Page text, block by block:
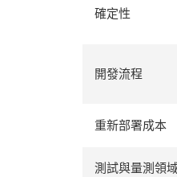
確定性
開發流程
重新部署成本
測試與量測領